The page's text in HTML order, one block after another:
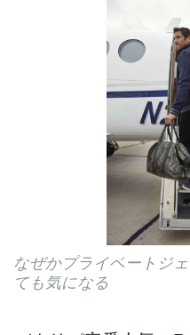
なぜかプライベートジ
ても気になる